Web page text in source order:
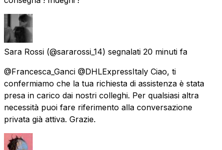
Sara Rossi (@sararossi_14) segnalati 20 minuti fa
@Francesca_Ganci @DHLExpressItaly Ciao, ti
confermiamo che la tua richiesta di assistenza è stata
presa in carico dai nostri colleghi. Per qualsiasi altra
necessità puoi fare riferimento alla conversazione
privata già attiva. Grazie.